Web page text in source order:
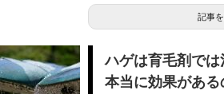
記事
ハゲは育毛剤で
本当に効果があ